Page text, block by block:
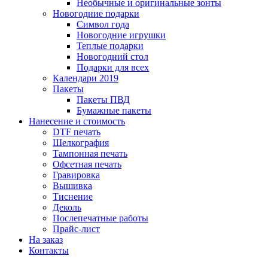
Необычные и оригинальные зонты
Новогодние подарки
Символ года
Новогодние игрушки
Теплые подарки
Новогодний стол
Подарки для всех
Календари 2019
Пакеты
Пакеты ПВД
Бумажные пакеты
Нанесение и стоимость
DTF печать
Шелкография
Тампонная печать
Офсетная печать
Гравировка
Вышивка
Тиснение
Деколь
Послепечатные работы
Прайс-лист
На заказ
Контакты